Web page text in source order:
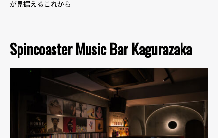
が見据えるこれから
Spincoaster Music Bar Kagurazaka